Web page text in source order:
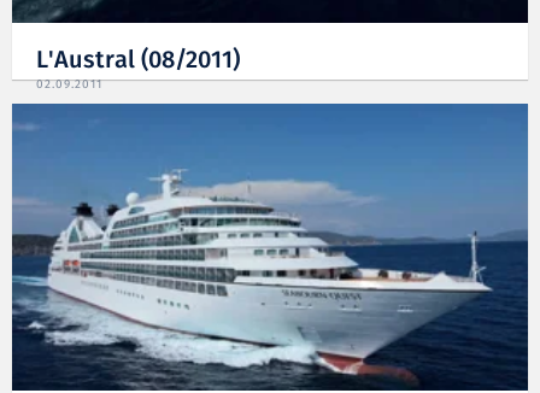
L'Austral (08/2011)
02.09.2011